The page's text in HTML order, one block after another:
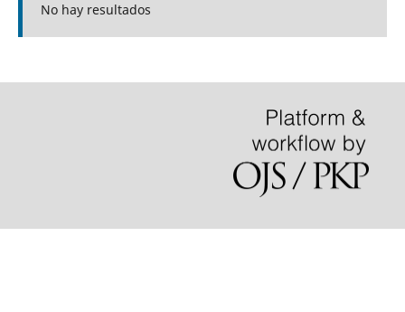
No hay resultados